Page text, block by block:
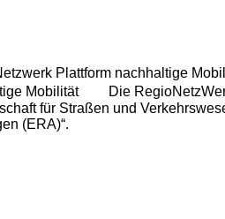
Plattform nachhaltige
Mobilität Die
für Straßen und
(ERA)“.